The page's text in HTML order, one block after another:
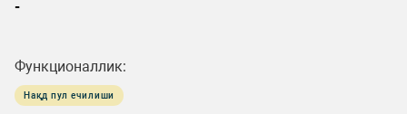
-
Функционаллик:
Нақд пул ечилиши